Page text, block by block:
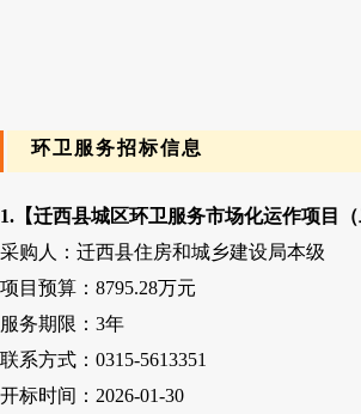
环卫服务招标信息
1.【迁西县城区环卫服务市场化运作项目（
采购人：迁西县住房和城乡建设局本级
项目预算： 8795.28万元
服务期限： 3年
联系方式： 0315-5613351
开标时间： 2026-01-30